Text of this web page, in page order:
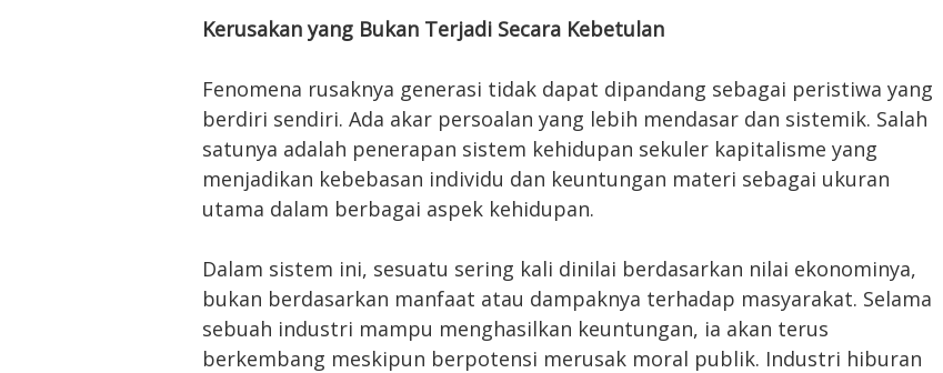
Kerusakan yang Bukan Terjadi Secara Kebetulan
Fenomena rusaknya generasi tidak dapat dipandang sebagai peristiwa yang
berdiri sendiri. Ada akar persoalan yang lebih mendasar dan sistemik. Salah
satunya adalah penerapan sistem kehidupan sekuler kapitalisme yang
menjadikan kebebasan individu dan keuntungan materi sebagai ukuran
utama dalam berbagai aspek kehidupan.
Dalam sistem ini, sesuatu sering kali dinilai berdasarkan nilai ekonominya,
bukan berdasarkan manfaat atau dampaknya terhadap masyarakat. Selama
sebuah industri mampu menghasilkan keuntungan, ia akan terus
berkembang meskipun berpotensi merusak moral publik. Industri hiburan